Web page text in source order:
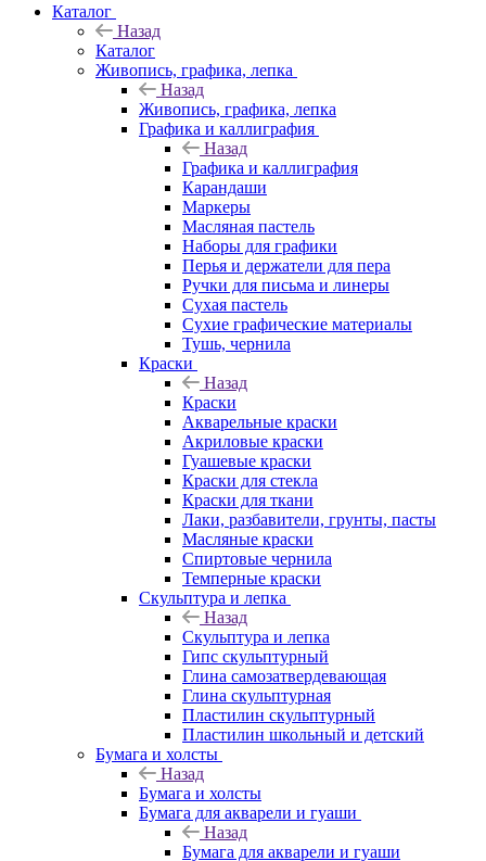
Каталог
Назад
Каталог
Живопись, графика, лепка
Назад
Живопись, графика, лепка
Графика и каллиграфия
Назад
Графика и каллиграфия
Карандаши
Маркеры
Масляная пастель
Наборы для графики
Перья и держатели для пера
Ручки для письма и линеры
Сухая пастель
Сухие графические материалы
Тушь, чернила
Краски
Назад
Краски
Акварельные краски
Акриловые краски
Гуашевые краски
Краски для стекла
Краски для ткани
Лаки, разбавители, грунты, пасты
Масляные краски
Спиртовые чернила
Темперные краски
Скульптура и лепка
Назад
Скульптура и лепка
Гипс скульптурный
Глина самозатвердевающая
Глина скульптурная
Пластилин скульптурный
Пластилин школьный и детский
Бумага и холсты
Назад
Бумага и холсты
Бумага для акварели и гуаши
Назад
Бумага для акварели и гуаши